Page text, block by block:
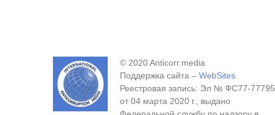
© 2020 Anticorr.media
Поддержка сайта – WebSites
Реестровая запись: Эл № ФС77-77795
от 04 марта 2020 г., выдано